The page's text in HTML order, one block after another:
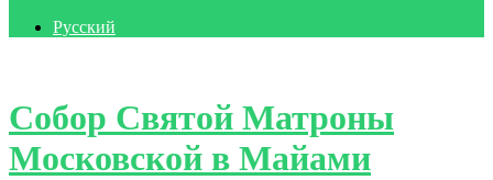
Русский
Собор Святой Матроны
Московской в Майами